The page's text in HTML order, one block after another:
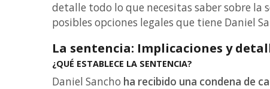
detalle todo lo que necesitas saber sobre la
posibles opciones legales que tiene Daniel
La sentencia: Implicaciones y
¿QUÉ ESTABLECE LA SENTENCIA?
Daniel Sancho ha recibido una condena de